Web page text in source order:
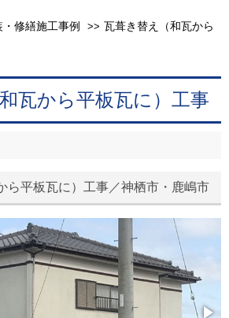
修繕施工事例 >> 瓦葺き替え（和瓦から
瓦から平板瓦に）工事
ら平板瓦に）工事／神栖市・鹿嶋市